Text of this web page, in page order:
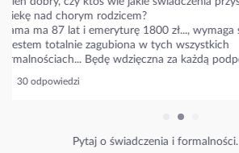
jest coraz gorzej i juz sama nie dam dłużej
zatrudnić. Ale jak to zrobić?
Jak wygląda kwestia umowy i ile kosztuje
opiekunka?
51 odpowiedzi
Poznaj stawki w Twojej